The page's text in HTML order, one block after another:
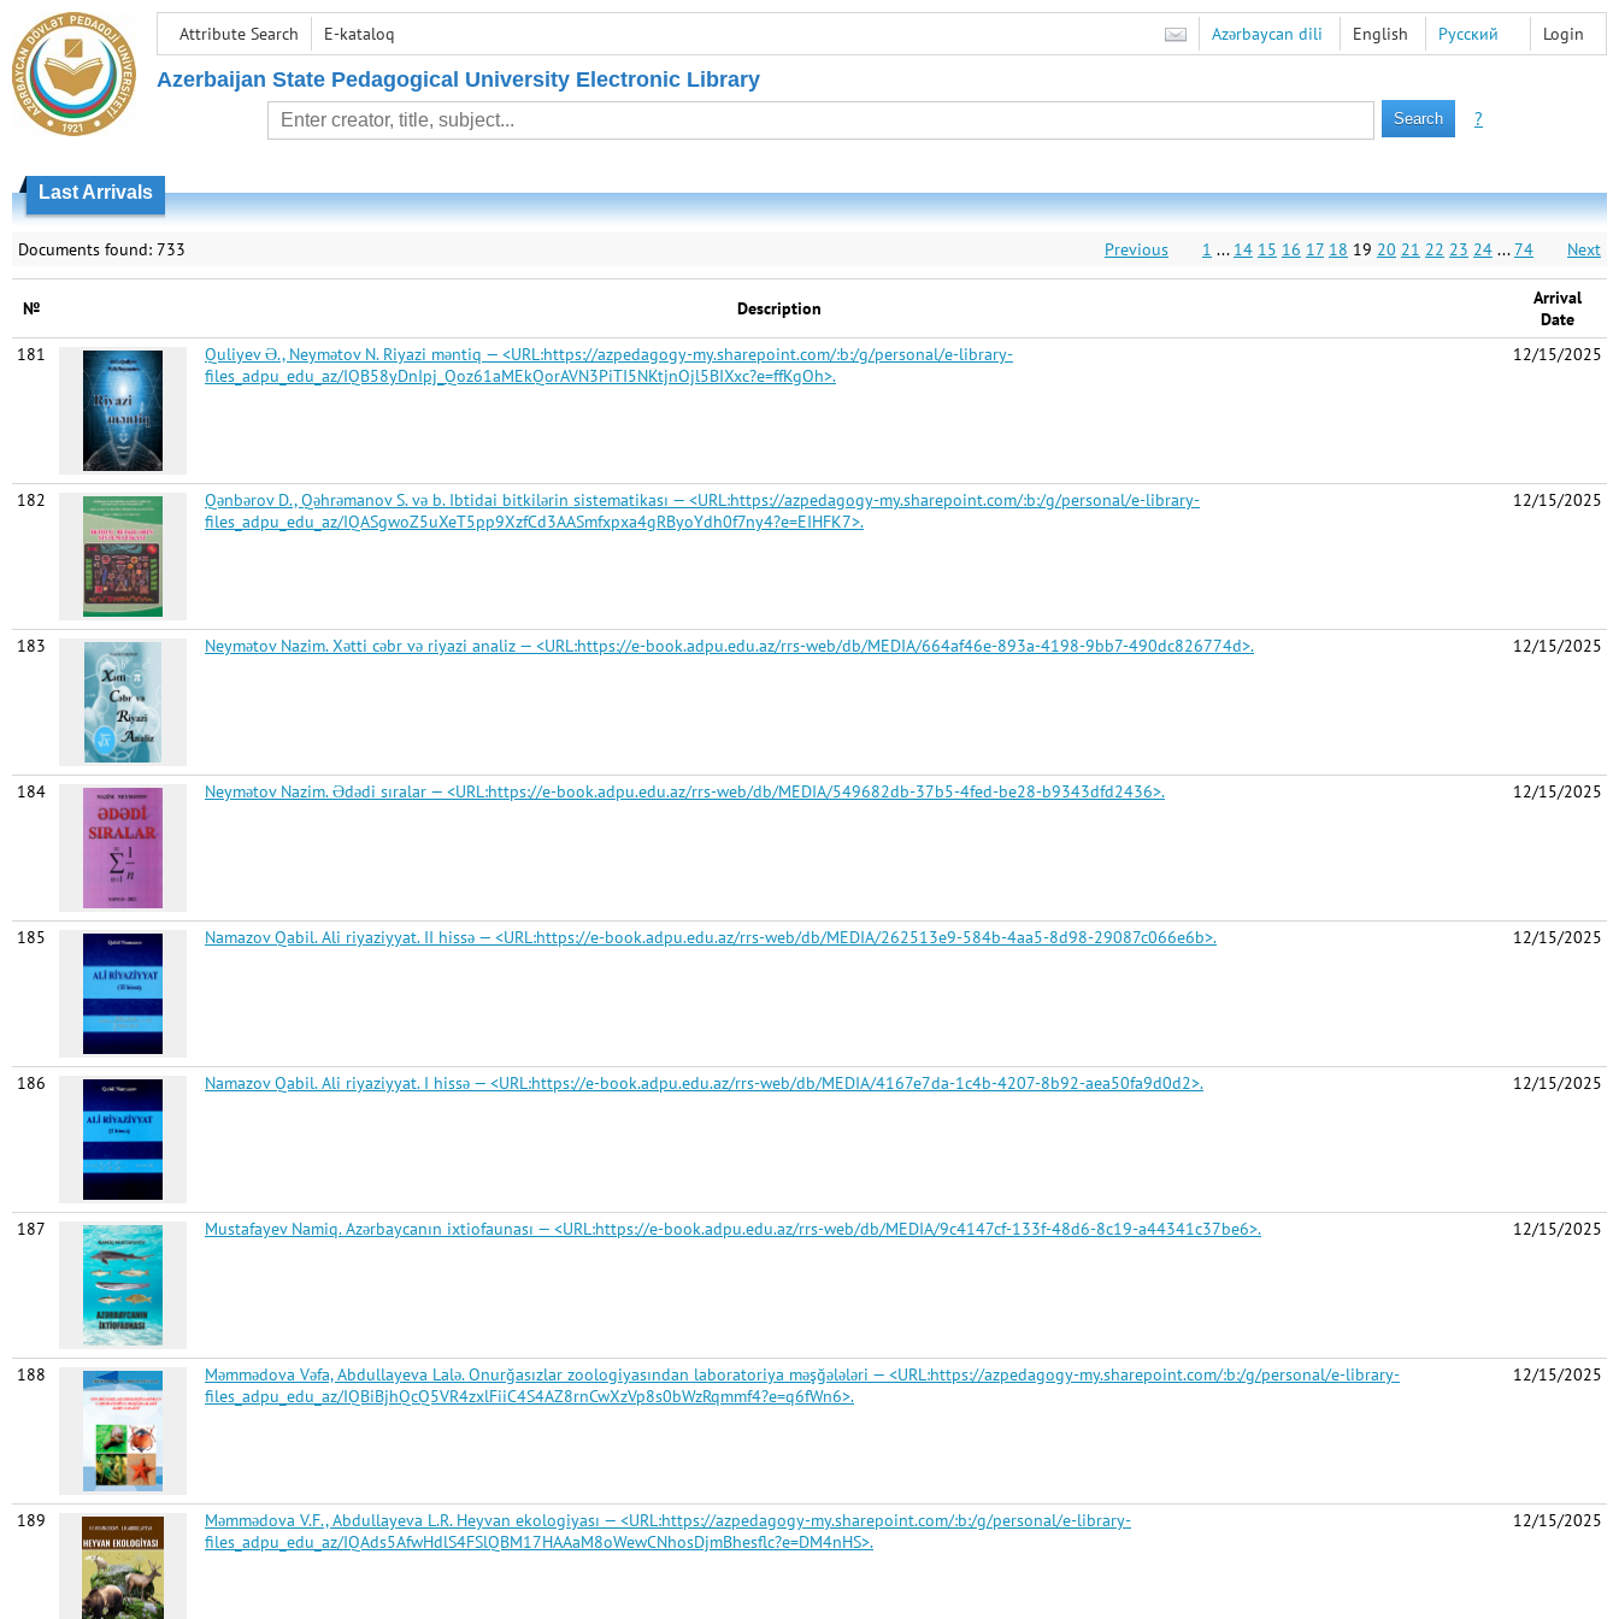
Attribute Search E-kataloq Login
Azərbaycan dili English Русский
Azerbaijan State Pedagogical University Electronic Library
?
Last Arrivals
Documents found: 733 Previous 1 ... 14 15 16 17 18 19 20 21 22 23 24 ... 74 Next
№ Description
Arrival
Date
181
Quliyev Ə., Neymətov N. Riyazi məntiq — <URL:https://azpedagogy-my.sharepoint.com/:b:/g/personal/e-library-
files_adpu_edu_az/IQB58yDnIpj_Qoz61aMEkQorAVN3PiTI5NKtjnOjl5BIXxc?e=ffKgOh>.
12/15/2025
182
Qənbərov D., Qəhrəmanov S. və b. Ibtidai bitkilərin sistematikası — <URL:https://azpedagogy-my.sharepoint.com/:b:/g/personal/e-library-
files_adpu_edu_az/IQASgwoZ5uXeT5pp9XzfCd3AASmfxpxa4gRByoYdh0f7ny4?e=EIHFK7>.
12/15/2025
183 Neymətov Nazim. Xətti cəbr və riyazi analiz — <URL:https://e-book.adpu.edu.az/rrs-web/db/MEDIA/664af46e-893a-4198-9bb7-490dc826774d>. 12/15/2025
184 Neymətov Nazim. Ədədi sıralar — <URL:https://e-book.adpu.edu.az/rrs-web/db/MEDIA/549682db-37b5-4fed-be28-b9343dfd2436>. 12/15/2025
185 Namazov Qabil. Ali riyaziyyat. II hissə — <URL:https://e-book.adpu.edu.az/rrs-web/db/MEDIA/262513e9-584b-4aa5-8d98-29087c066e6b>. 12/15/2025
186 Namazov Qabil. Ali riyaziyyat. I hissə — <URL:https://e-book.adpu.edu.az/rrs-web/db/MEDIA/4167e7da-1c4b-4207-8b92-aea50fa9d0d2>. 12/15/2025
187 Mustafayev Namiq. Azərbaycanın ixtiofaunası — <URL:https://e-book.adpu.edu.az/rrs-web/db/MEDIA/9c4147cf-133f-48d6-8c19-a44341c37be6>. 12/15/2025
188
Məmmədova Vəfa, Abdullayeva Lalə. Onurğasızlar zoologiyasından laboratoriya məşğələləri — <URL:https://azpedagogy-my.sharepoint.com/:b:/g/personal/e-library-
files_adpu_edu_az/IQBiBjhQcQ5VR4zxlFiiC4S4AZ8rnCwXzVp8s0bWzRqmmf4?e=q6fWn6>.
12/15/2025
189
Məmmədova V.F., Abdullayeva L.R. Heyvan ekologiyası — <URL:https://azpedagogy-my.sharepoint.com/:b:/g/personal/e-library-
files_adpu_edu_az/IQAds5AfwHdlS4FSlQBM17HAAaM8oWewCNhosDjmBhesflc?e=DM4nHS>.
12/15/2025